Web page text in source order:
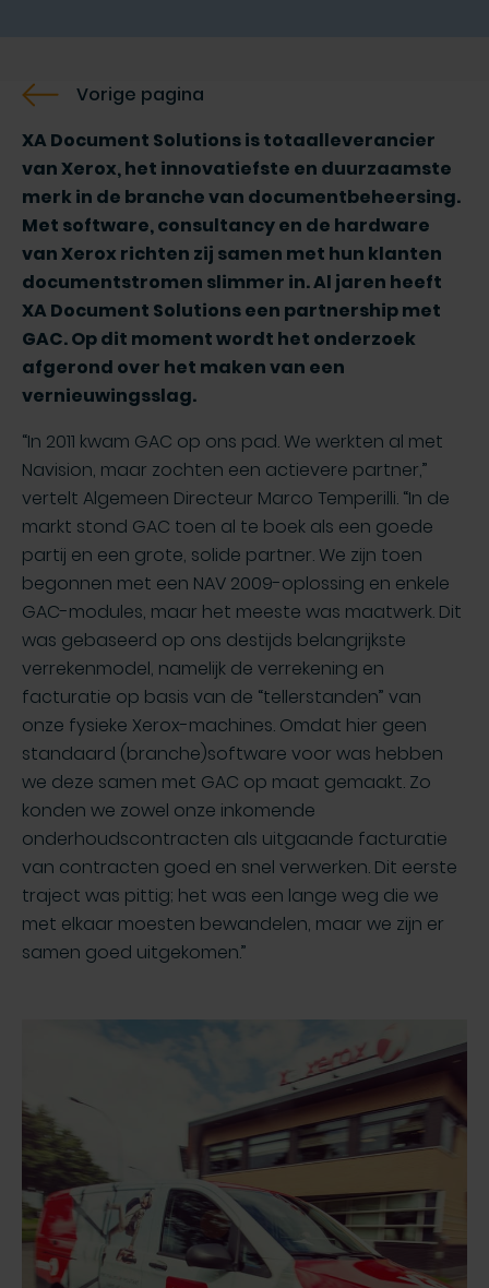
Vorige pagina
XA Document Solutions is totaalleverancier
van Xerox, het innovatiefste en duurzaamste
merk in de branche van documentbeheersing.
Met software, consultancy en de hardware
van Xerox richten zij samen met hun klanten
documentstromen slimmer in. Al jaren heeft
XA Document Solutions een partnership met
GAC. Op dit moment wordt het onderzoek
afgerond over het maken van een
vernieuwingsslag.
“In 2011 kwam GAC op ons pad. We werkten al met
Navision, maar zochten een actievere partner,”
vertelt Algemeen Directeur Marco Temperilli. “In de
markt stond GAC toen al te boek als een goede
partij en een grote, solide partner. We zijn toen
begonnen met een NAV 2009-oplossing en enkele
GAC-modules, maar het meeste was maatwerk. Dit
was gebaseerd op ons destijds belangrijkste
verrekenmodel, namelijk de verrekening en
facturatie op basis van de “tellerstanden” van
onze fysieke Xerox-machines. Omdat hier geen
standaard (branche)software voor was hebben
we deze samen met GAC op maat gemaakt. Zo
konden we zowel onze inkomende
onderhoudscontracten als uitgaande facturatie
van contracten goed en snel verwerken. Dit eerste
traject was pittig; het was een lange weg die we
met elkaar moesten bewandelen, maar we zijn er
samen goed uitgekomen.”